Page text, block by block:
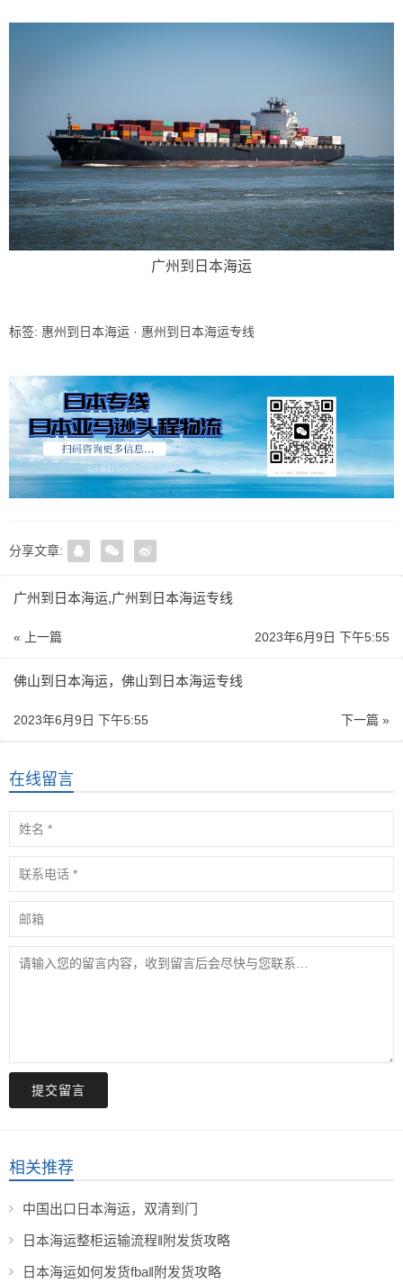
广州到日本海运
标签: 惠州到日本海运 · 惠州到日本海运专线
分享文章:
广州到日本海运,广州到日本海运专线
« 上一篇 2023年6月9日 下午5:55
佛山到日本海运，佛山到日本海运专线
下一篇 »
2023年6月9日 下午5:55
在线留言
提交留言
相关推荐
中国出口日本海运，双清到门
日本海运整柜运输流程‖附发货攻略​
日本海运如何发货fba‖附发货攻略